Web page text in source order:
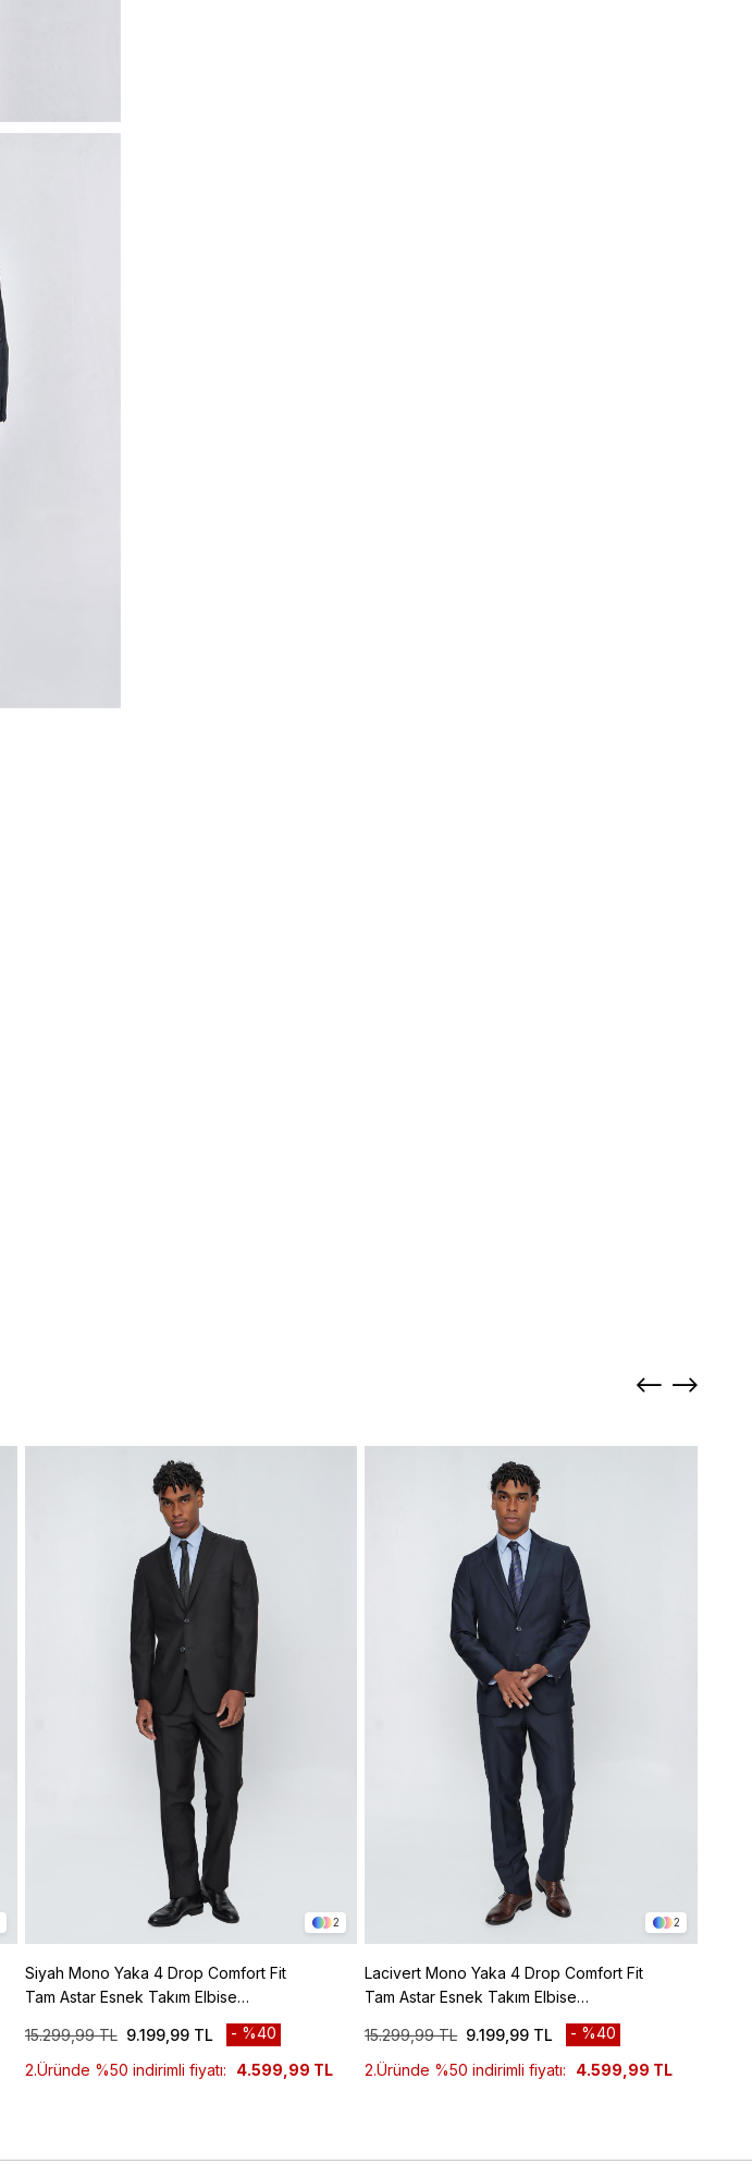
2
Siyah Mono Yaka 4 Drop Comfort Fit
Tam Astar Esnek Takım Elbise
9.199,99 TL
15.299,99 TL
%40
2.Üründe %50 indirimli fiyatı:
4.599,99 TL
2
Lacivert Mono Yaka 4 Drop Comfort Fit
Tam Astar Esnek Takım Elbise
9.199,99 TL
15.299,99 TL
%40
2.Üründe %50 indirimli fiyatı:
4.599,99 TL